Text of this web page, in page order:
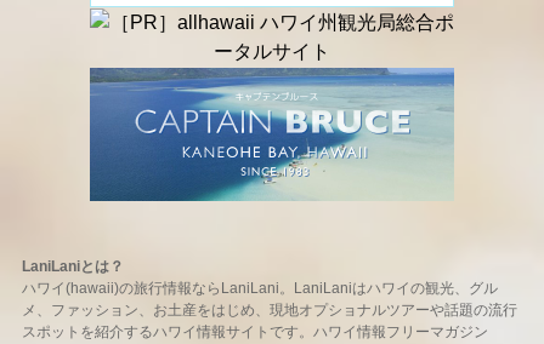
LaniLaniとは？
ハワイ(hawaii)の旅行情報ならLaniLani。LaniLaniはハワイの観光、グル
メ、ファッション、お土産をはじめ、現地オプショナルツアーや話題の流行
スポットを紹介するハワイ情報サイトです。ハワイ情報フリーマガジン